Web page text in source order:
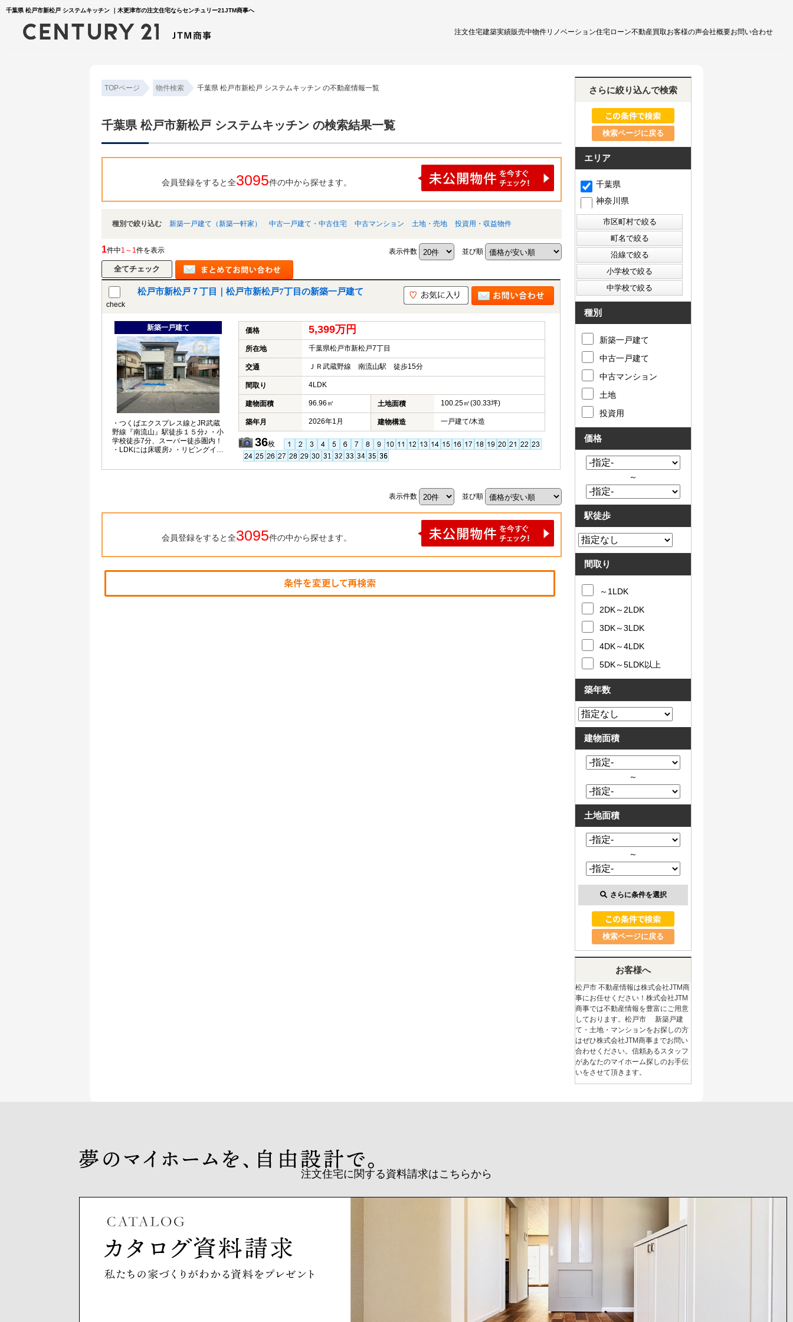
千葉県 松戸市新松戸 システムキッチン ｜木更津市の注文住宅ならセンチュリー21JTM商事へ
注文住宅建築実績販売中物件リノベーション住宅ローン不動産買取お客様の声会社概要お問い合わせ
TOPページ 物件検索 千葉県 松戸市新松戸 システムキッチン の不動産情報一覧
千葉県 松戸市新松戸 システムキッチン の検索結果一覧
会員登録をすると全3095件の中から探せます。
種別で絞り込む 新築一戸建て（新築一軒家） 中古一戸建て・中古住宅 中古マンション 土地・売地 投資用・収益物件
1件中1～1件を表示 表示件数 並び順
check
松戸市新松戸７丁目｜松戸市新松戸7丁目の新築一戸建て
新築一戸建て
・つくばエクスプレス線とJR武蔵
野線『南流山』駅徒歩１５分♪ ・小
学校徒歩7分、スーパー徒歩圏内！
・LDKには床暖房♪ ・リビングイン
価格 5,399万円
所在地 千葉県松戸市新松戸7丁目
交通 ＪＲ武蔵野線 南流山駅 徒歩15分
間取り 4LDK
建物面積 96.96㎡ 土地面積 100.25㎡(30.33坪)
築年月 2026年1月 建物構造 一戸建て/木造
36枚
表示件数 並び順
会員登録をすると全3095件の中から探せます。
さらに絞り込んで検索
検索ページに戻る
エリア
千葉県
神奈川県
種別
新築一戸建て
中古一戸建て
中古マンション
土地
投資用
価格
～
駅徒歩
間取り
～1LDK
2DK～2LDK
3DK～3LDK
4DK～4LDK
5DK～5LDK以上
築年数
建物面積
～
土地面積
～
さらに条件を選択
検索ページに戻る
お客様へ
松戸市 不動産情報は株式会社JTM商
事にお任せください！株式会社JTM
商事では不動産情報を豊富にご用意
しております。松戸市 新築戸建
て・土地・マンションをお探しの方
はぜひ株式会社JTM商事までお問い
合わせください。信頼あるスタッフ
があなたのマイホーム探しのお手伝
いをさせて頂きます。
注文住宅に関する資料請求はこちらから